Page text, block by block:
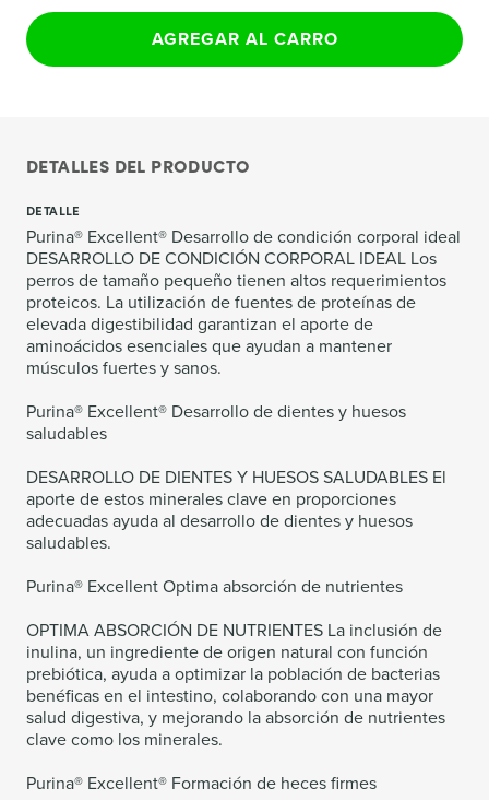
AGREGAR AL CARRO
DETALLES DEL PRODUCTO
DETALLE
Purina® Excellent® Desarrollo de condición corporal ideal
DESARROLLO DE CONDICIÓN CORPORAL IDEAL Los
perros de tamaño pequeño tienen altos requerimientos
proteicos. La utilización de fuentes de proteínas de
elevada digestibilidad garantizan el aporte de
aminoácidos esenciales que ayudan a mantener
músculos fuertes y sanos.
Purina® Excellent® Desarrollo de dientes y huesos
saludables
DESARROLLO DE DIENTES Y HUESOS SALUDABLES El
aporte de estos minerales clave en proporciones
adecuadas ayuda al desarrollo de dientes y huesos
saludables.
Purina® Excellent Optima absorción de nutrientes
OPTIMA ABSORCIÓN DE NUTRIENTES La inclusión de
inulina, un ingrediente de origen natural con función
prebiótica, ayuda a optimizar la población de bacterias
benéficas en el intestino, colaborando con una mayor
salud digestiva, y mejorando la absorción de nutrientes
clave como los minerales.
Purina® Excellent® Formación de heces firmes